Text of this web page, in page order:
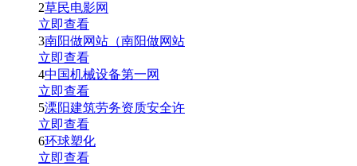
2草民电影网
立即查看
3南阳做网站（南阳做网站
立即查看
4中国机械设备第一网
立即查看
5溧阳建筑劳务资质安全许
立即查看
6环球塑化
立即查看